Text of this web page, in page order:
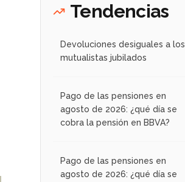
Tendencias
Devoluciones desiguales a los
mutualistas jubilados
Pago de las pensiones en
agosto de 2026: ¿qué día se
cobra la pensión en BBVA?
Pago de las pensiones en
agosto de 2026: ¿qué día se